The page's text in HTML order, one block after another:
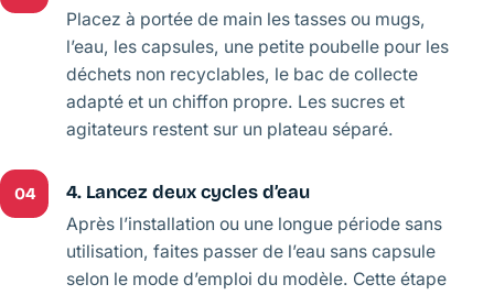
Placez à portée de main les tasses ou mugs,
l’eau, les capsules, une petite poubelle pour les
déchets non recyclables, le bac de collecte
adapté et un chiffon propre. Les sucres et
agitateurs restent sur un plateau séparé.
04 4. Lancez deux cycles d’eau
Après l’installation ou une longue période sans
utilisation, faites passer de l’eau sans capsule
selon le mode d’emploi du modèle. Cette étape